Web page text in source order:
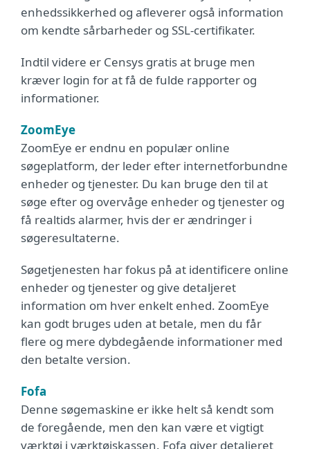
enhedssikkerhed og afleverer også information
om kendte sårbarheder og SSL-certifikater.
Indtil videre er Censys gratis at bruge men
kræver login for at få de fulde rapporter og
informationer.
ZoomEye
ZoomEye er endnu en populær online
søgeplatform, der leder efter internetforbundne
enheder og tjenester. Du kan bruge den til at
søge efter og overvåge enheder og tjenester og
få realtids alarmer, hvis der er ændringer i
søgeresultaterne.
Søgetjenesten har fokus på at identificere online
enheder og tjenester og give detaljeret
information om hver enkelt enhed. ZoomEye
kan godt bruges uden at betale, men du får
flere og mere dybdegående informationer med
den betalte version.
Fofa
Denne søgemaskine er ikke helt så kendt som
de foregående, men den kan være et vigtigt
værktøj i værktøjskassen. Fofa giver detaljeret